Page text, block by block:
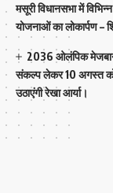
मसूरी विधानसभा में
योजनाओं का लोकार्पण –
2036 ओलंपिक
संकल्प लेकर 10 अगस्त
उठाएंगी रेखा आर्या।